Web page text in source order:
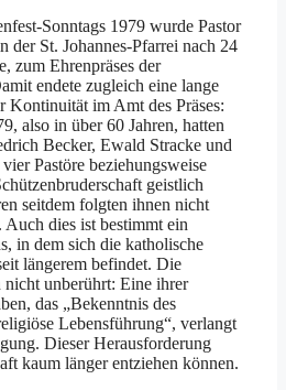
Sonntags 1979 wurde Pastor
der St. Johannes-Pfarrei nach 24
zum Ehrenpräses der
endete zugleich eine lange
Kontinuität im Amt des Präses:
also in über 60 Jahren, hatten
Becker, Ewald Stracke und
Pastöre beziehungsweise
geistlich
seitdem folgten ihnen nicht
Auch dies ist bestimmt ein
in dem sich die katholische
längerem befindet. Die
nicht unberührt: Eine ihrer
das „Bekenntnis des
Lebensführung“, verlangt
Dieser Herausforderung
kaum länger entziehen können.